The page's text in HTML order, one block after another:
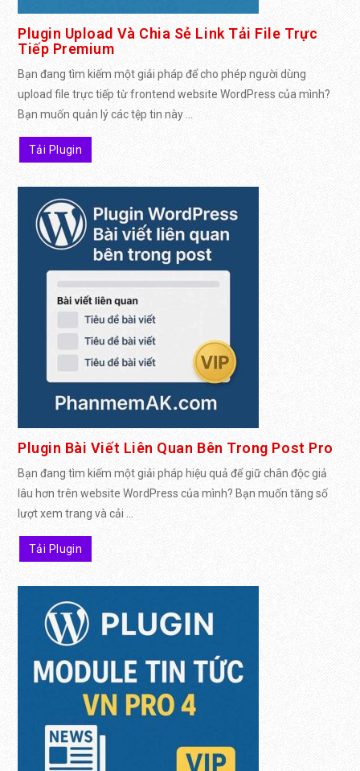
Plugin Upload Và Chia Sẻ Link Tải File Trực
Tiếp Premium
Bạn đang tìm kiếm một giải pháp để cho phép người dùng
upload file trực tiếp từ frontend website WordPress của mình?
Bạn muốn quản lý các tệp tin này ...
Tải Plugin
Plugin Bài Viết Liên Quan Bên Trong Post Pro
Bạn đang tìm kiếm một giải pháp hiệu quả để giữ chân độc giả
lâu hơn trên website WordPress của mình? Bạn muốn tăng số
lượt xem trang và cải ...
Tải Plugin